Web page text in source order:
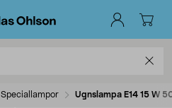
Speciallampor Ugnslampa E14 15 W